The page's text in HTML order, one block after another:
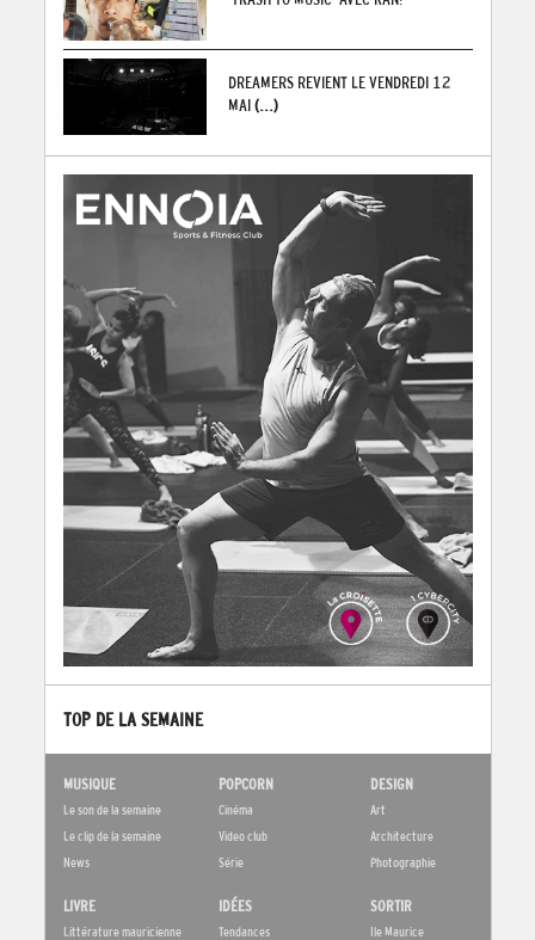
DREAMERS REVIENT LE VENDREDI 12
MAI(...)
TOP DE LA SEMAINE
MUSIQUE
Le son de la semaine
Le clip de la semaine
News
POPCORN
Cinéma
Video club
Série
DESIGN
Art
Architecture
Photographie
LIVRE
Littérature mauricienne
IDÉES
Tendances
SORTIR
Ile Maurice